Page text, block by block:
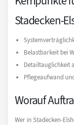
Stadecken-
Belastbarkeit bei
Detailtauglichkeit
Pflegeaufwand
Worauf
Wer in Stadecken-